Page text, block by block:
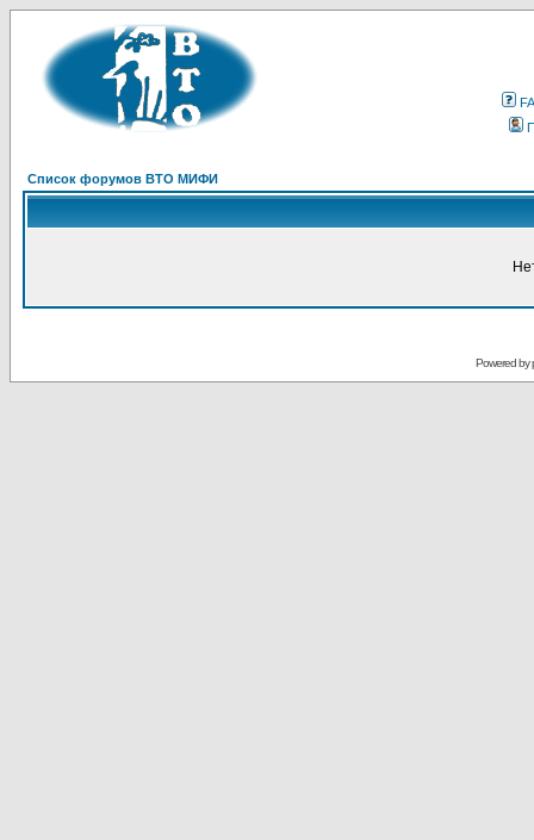
Список форумов ВТО МИФИ
Powered by